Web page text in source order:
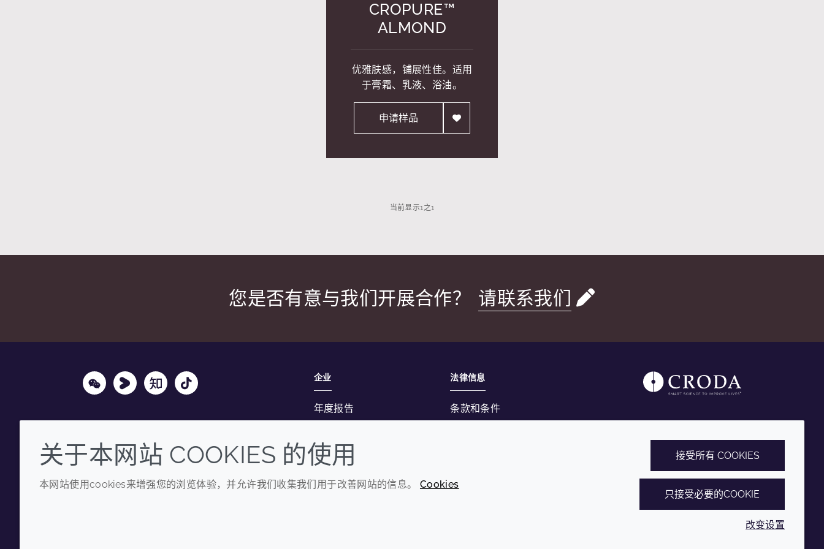
CROPURE™
ALMOND
优雅肤感，铺展性佳。适用
于膏霜、乳液、浴油。
申请样品
当前显示1 之1
您是否有意与我们开展合作？ 请联系我们
WechatYoukuZhihu Tiktok
企业
年度报告
禾大集团
法律信息
条款和条件
关于本网站 COOKIES 的使用
本网站使用cookies来增强您的浏览体验，并允许我们收集我们用于改善网站的信息。 Cookies
接受所有 COOKIES
只接受必要的COOKIE
改变设置